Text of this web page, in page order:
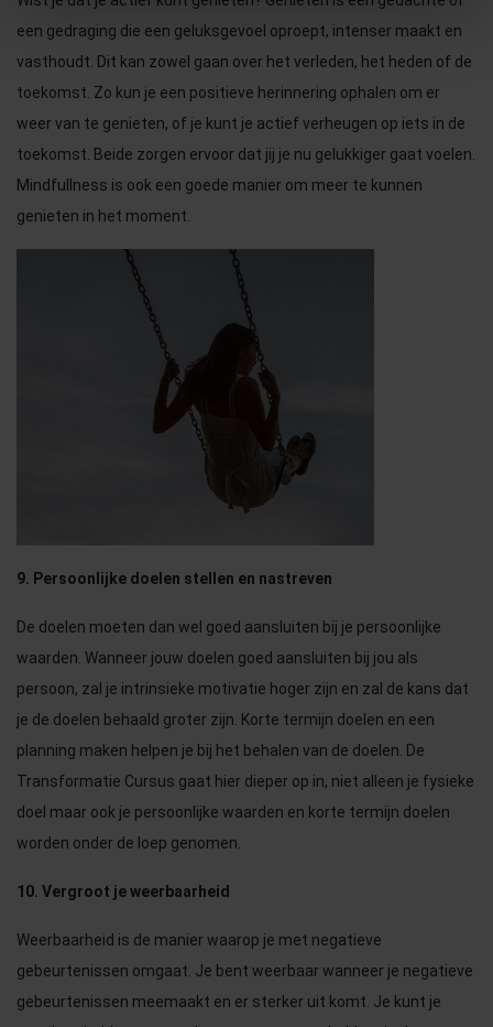
een gedraging die een geluksgevoel oproept, intenser maakt en
vasthoudt. Dit kan zowel gaan over het verleden, het heden of de
toekomst. Zo kun je een positieve herinnering ophalen om er
weer van te genieten, of je kunt je actief verheugen op iets in de
toekomst. Beide zorgen ervoor dat jij je nu gelukkiger gaat voelen.
Mindfullness is ook een goede manier om meer te kunnen
genieten in het moment.
9. Persoonlijke doelen stellen en nastreven
De doelen moeten dan wel goed aansluiten bij je persoonlijke
waarden. Wanneer jouw doelen goed aansluiten bij jou als
persoon, zal je intrinsieke motivatie hoger zijn en zal de kans dat
je de doelen behaald groter zijn. Korte termijn doelen en een
planning maken helpen je bij het behalen van de doelen. De
Transformatie Cursus gaat hier dieper op in, niet alleen je fysieke
doel maar ook je persoonlijke waarden en korte termijn doelen
worden onder de loep genomen.
10. Vergroot je weerbaarheid
Weerbaarheid is de manier waarop je met negatieve
gebeurtenissen omgaat. Je bent weerbaar wanneer je negatieve
gebeurtenissen meemaakt en er sterker uit komt. Je kunt je